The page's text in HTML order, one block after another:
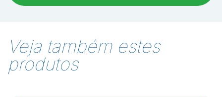
Veja também estes
produtos